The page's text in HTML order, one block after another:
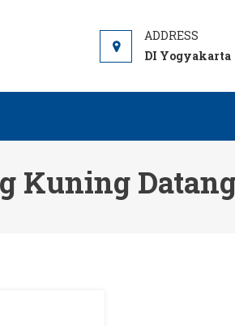
DI Yogyakarta
Kuning